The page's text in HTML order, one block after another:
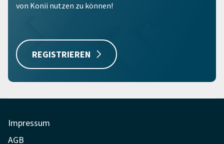
von Konii nutzen zu können!
REGISTRIEREN
Impressum
AGB